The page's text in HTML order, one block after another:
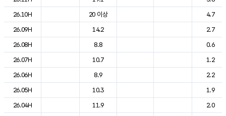
26.10H
20 이상
4.7
26.09H
14.2
2.7
26.08H
8.8
0.6
26.07H
10.7
1.2
26.06H
8.9
2.2
26.05H
10.3
1.9
26.04H
11.9
2.0